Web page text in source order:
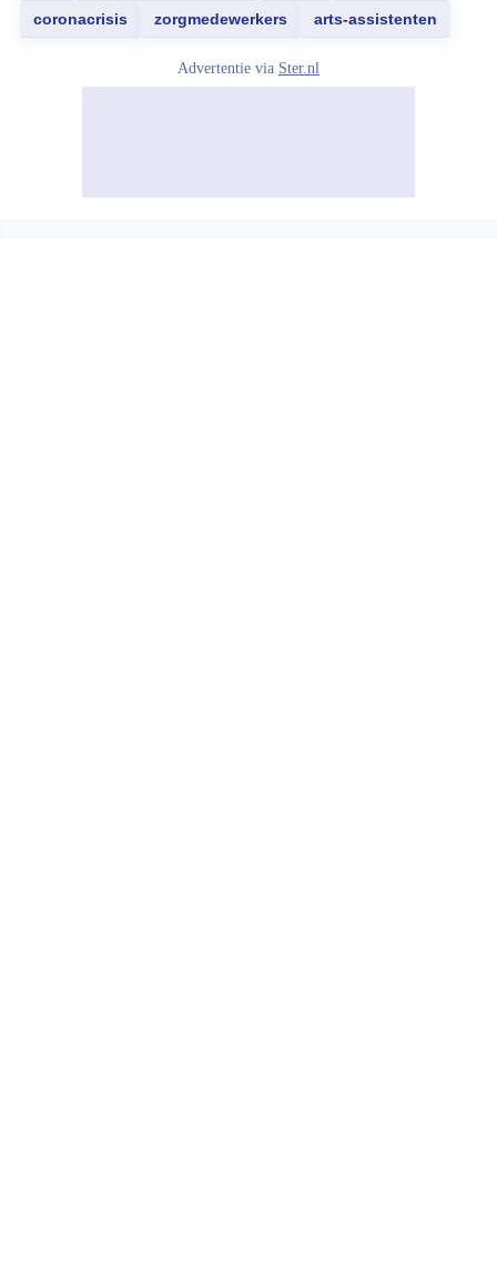
coronacrisis zorgmedewerkers arts-assistenten
Advertentie via Ster.nl